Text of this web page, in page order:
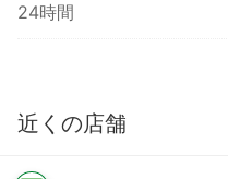
24時間
近くの店舗